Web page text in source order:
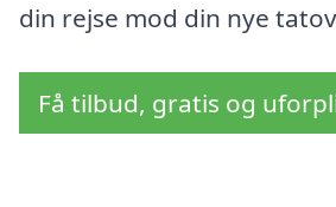
din rejse mod din nye
Få tilbud, gratis og